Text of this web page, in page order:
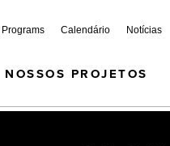
Calendário Notícias
NOSSOS PROJETOS